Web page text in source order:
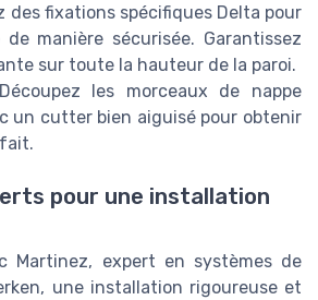
des fixations spécifiques Delta pour
manière sécurisée. Garantissez
sur toute la hauteur de la paroi.
les morceaux de nappe
un cutter bien aiguisé pour obtenir
pour une installation
Martinez, expert en systèmes de
une installation rigoureuse et